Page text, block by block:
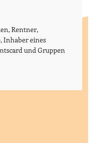
Rentner,
Inhaber eines
und Gruppen